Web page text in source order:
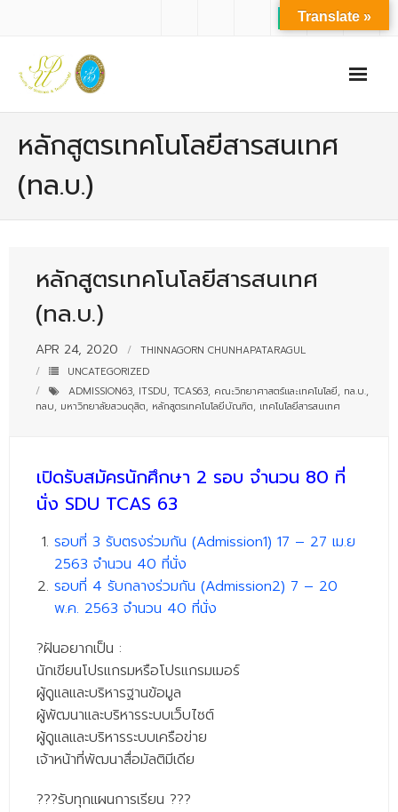
เกี่ยวกับเรา
- ปรัชญาการจัดการศึกษา มหาวิทยาลัยสวนดุสิต
- ประวัติความเป็นมาของคณะ
- บุคลากร
- - สำนักงานคณะวิทยาศาสตร์และเทคโนโลยี
- - บุคลากรวิชาการ
- - บุคลากรสนับสนุน
- วิทยาศาสตรบัณฑิต
- - วิทยาศาสตร์เครื่องสำอาง
- - อาชีวอนามัยและความปลอดภัย
- - วิทยาศาสตร์การแพทย์
- - ความมั่นคงปลอดภัยไซเบอร์
- - อุตสาหกรรมชีวภาพเพื่อธุรกิจ
- ศึกษาศาสตรบัณฑิต
- - วิทยาศาสตร์ทั่วไป
หลักสูตรเทคโนโลยีสารสนเทศ
(ทล.บ.)
หลักสูตรเทคโนโลยีสารสนเทศ
(ทล.บ.)
APR 24, 2020
THINNAGORN CHUNHAPATARAGUL
UNCATEGORIZED
ADMISSION63, ITSDU, TCAS63, คณะวิทยาศาสตร์และเทคโนโลยี, ทล.บ.,
ทลบ, มหาวิทยาลัยสวนดุสิต, หลักสูตรเทคโนโลยีบัณฑิต, เทคโนโลยีสารสนเทศ
เปิดรับสมัครนักศึกษา 2 รอบ จำนวน 80 ที่
นั่ง SDU TCAS 63
รอบที่ 3 รับตรงร่วมกัน (Admission1) 17 – 27 เม.ย
2563 จำนวน 40 ที่นั่ง
รอบที่ 4 รับกลางร่วมกัน (Admission2) 7 – 20
พ.ค. 2563 จำนวน 40 ที่นั่ง
?ฝันอยากเป็น :
นักเขียนโปรแกรมหรือโปรแกรมเมอร์
ผู้ดูแลและบริหารฐานข้อมูล
ผู้พัฒนาและบริหารระบบเว็บไซต์
ผู้ดูแลและบริหารระบบเครือข่าย
เจ้าหน้าที่พัฒนาสื่อมัลติมีเดีย
???รับทุกแผนการเรียน ???
Translate »